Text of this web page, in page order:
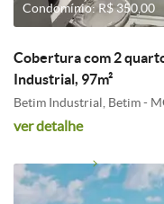
Condomínio: R$ 350,00
Cobertura com 2
Industrial, 97m²
Betim Industrial, Betim -
ver detalhe